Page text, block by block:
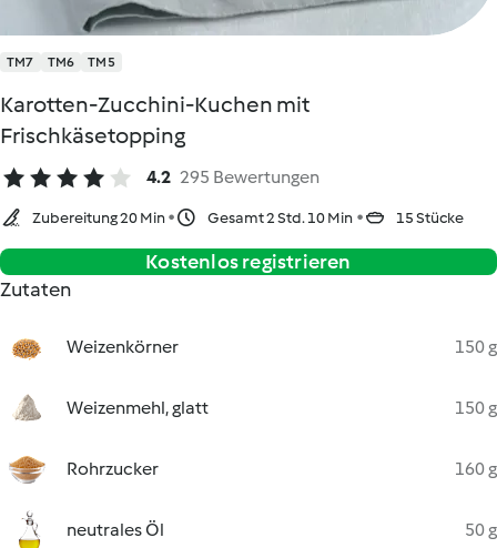
TM7 TM6 TM5
Karotten-Zucchini-Kuchen mit
Frischkäsetopping
4.2 295 Bewertungen
Zubereitung 20 Min Gesamt 2 Std. 10 Min 15 Stücke
Kostenlos registrieren
Zutaten
Weizenkörner 150 g
Weizenmehl, glatt 150 g
Rohrzucker 160 g
neutrales Öl 50 g